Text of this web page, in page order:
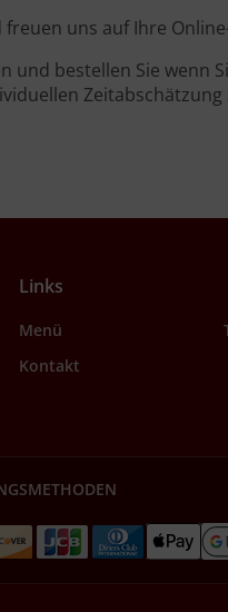
freuen uns auf Ihre
und bestellen Sie wenn
Zeitabschätzung
Links
Menü
Kontakt